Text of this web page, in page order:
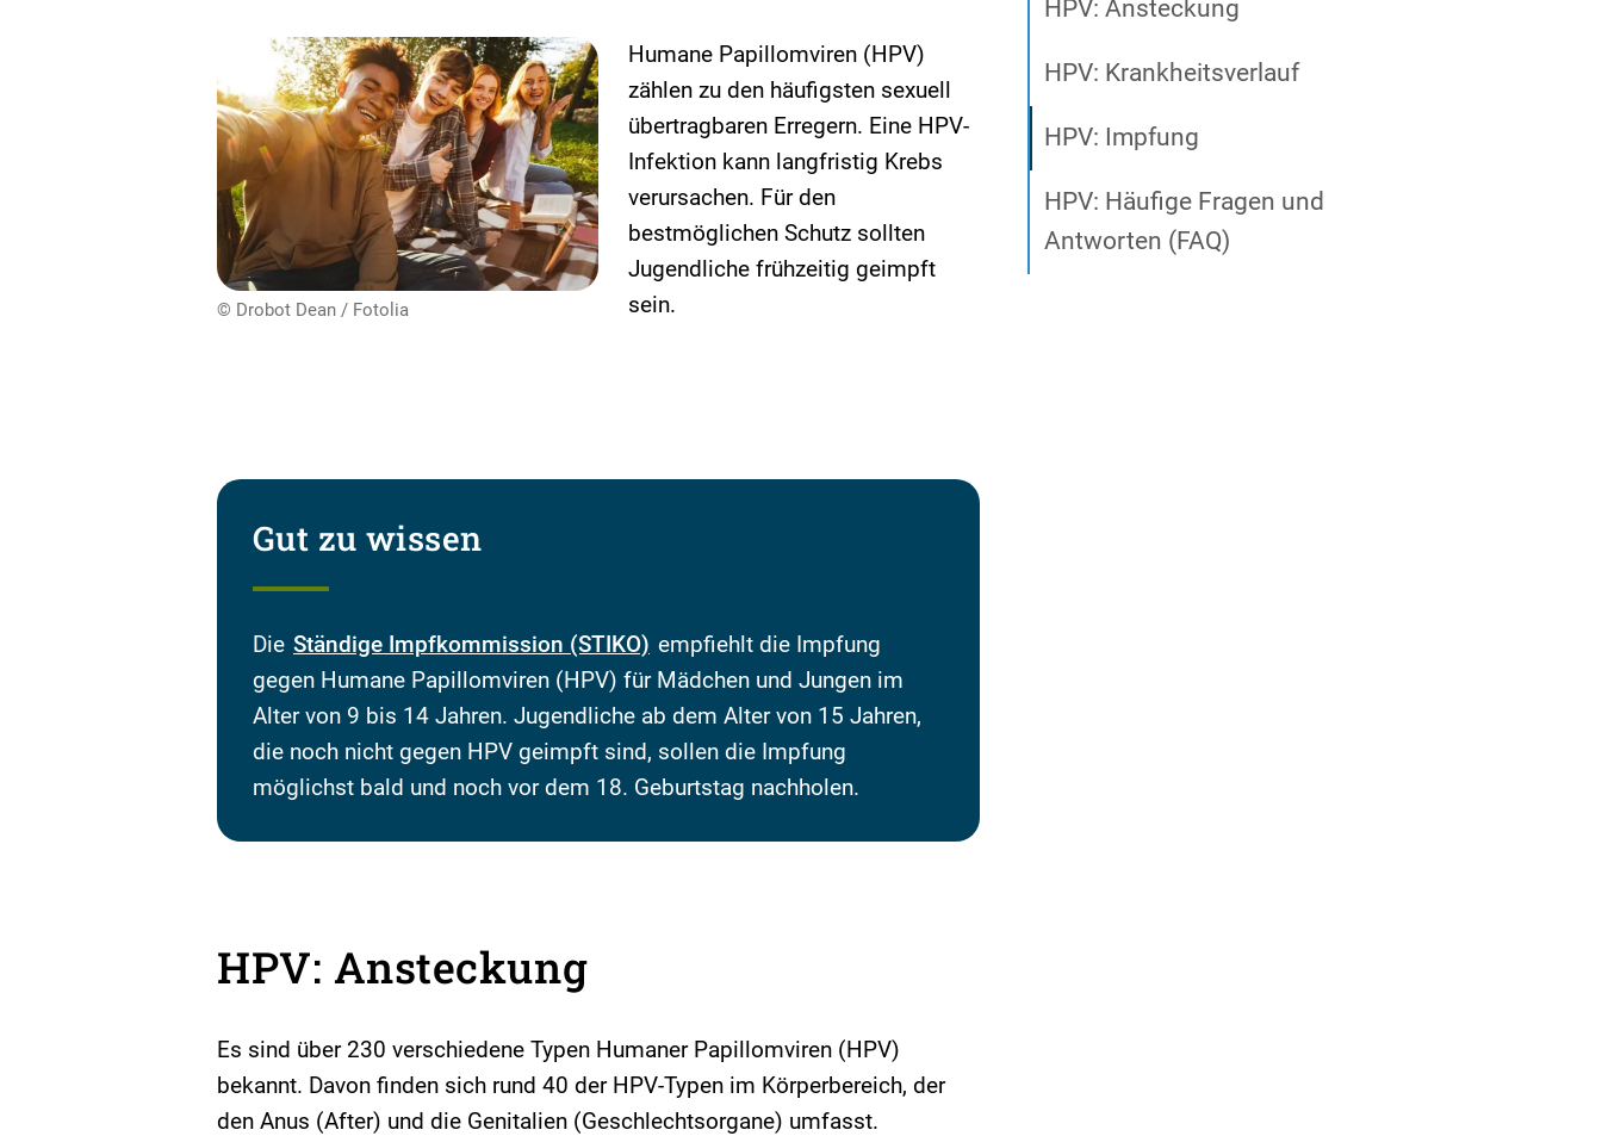
© Drobot Dean / Fotolia
Humane Papillomviren (HPV)
zählen zu den häufigsten sexuell
übertragbaren Erregern. Eine HPV-
Infektion kann langfristig Krebs
verursachen. Für den
bestmöglichen Schutz sollten
Jugendliche frühzeitig geimpft
sein.
Gut zu wissen
Die Ständige Impfkommission (STIKO) empfiehlt die Impfung
gegen Humane Papillomviren (HPV) für Mädchen und Jungen im
Alter von 9 bis 14 Jahren. Jugendliche ab dem Alter von 15 Jahren,
die noch nicht gegen HPV geimpft sind, sollen die Impfung
möglichst bald und noch vor dem 18. Geburtstag nachholen.
HPV: Ansteckung
Es sind über 230 verschiedene Typen Humaner Papillomviren (HPV)
bekannt. Davon finden sich rund 40 der HPV-Typen im Körperbereich, der
den Anus (After) und die Genitalien (Geschlechtsorgane) umfasst.
HPV: Ansteckung
HPV: Krankheitsverlauf
HPV: Impfung
HPV: Häufige Fragen und
Antworten (FAQ)